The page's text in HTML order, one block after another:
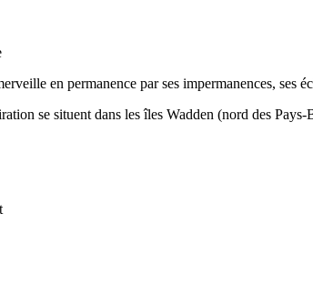
en permanence par ses impermanences, ses
se situent dans les îles Wadden (nord des